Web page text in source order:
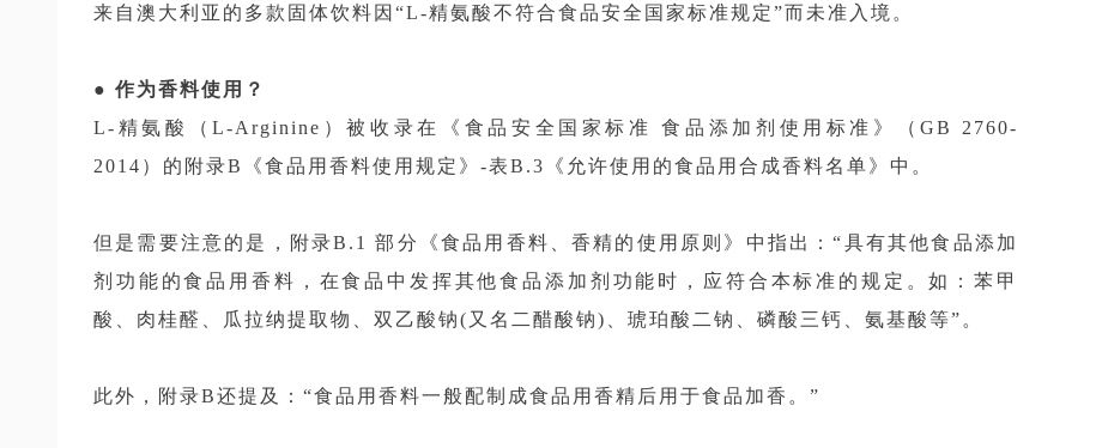
来自澳大利亚的多款固体饮料因“L-精氨酸不符合食品安全国家标准规定”而未准入境。
● 作为香料使用？
L-精氨酸（L-Arginine）被收录在《食品安全国家标准 食品添加剂使用标准》（GB 2760-
2014）的附录B《食品用香料使用规定》-表B.3《允许使用的食品用合成香料名单》中。
但是需要注意的是，附录B.1 部分《食品用香料、香精的使用原则》中指出：“具有其他食品添加
剂功能的食品用香料，在食品中发挥其他食品添加剂功能时，应符合本标准的规定。如：苯甲
酸、肉桂醛、瓜拉纳提取物、双乙酸钠(又名二醋酸钠)、琥珀酸二钠、磷酸三钙、氨基酸等”。
此外，附录B还提及：“食品用香料一般配制成食品用香精后用于食品加香。”